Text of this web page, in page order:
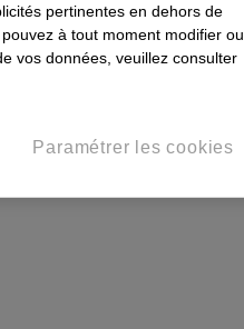
pertinentes en dehors de
pouvez à tout moment modifier ou
vos données, veuillez consulter
Paramétrer les cookies